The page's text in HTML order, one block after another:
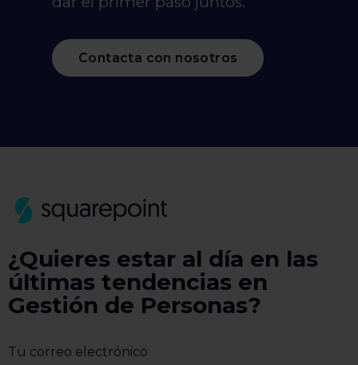
Contacta con nosotros
¿Quieres estar al día en las
últimas tendencias en
Gestión de Personas?